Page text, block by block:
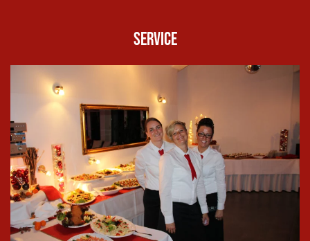
Service
In groß
ansehen